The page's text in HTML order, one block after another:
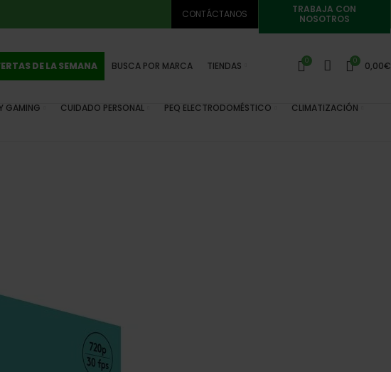
CONTÁCTANOS
TRABAJA CON
NOSOTROS
DE LA SEMANA BUSCA POR MARCA TIENDAS 0 0 0,00€
GAMING CUIDADO PERSONAL PEQ ELECTRODOMÉSTICO CLIMATIZACIÓN